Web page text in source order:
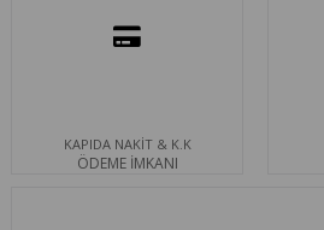
KAPIDA NAKİT & K.K
ÖDEME İMKANI